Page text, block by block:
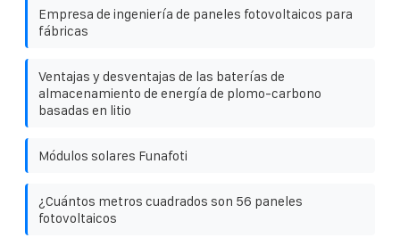
Empresa de ingeniería de paneles fotovoltaicos para
fábricas
Ventajas y desventajas de las baterías de
almacenamiento de energía de plomo-carbono
basadas en litio
Módulos solares Funafoti
¿Cuántos metros cuadrados son 56 paneles
fotovoltaicos